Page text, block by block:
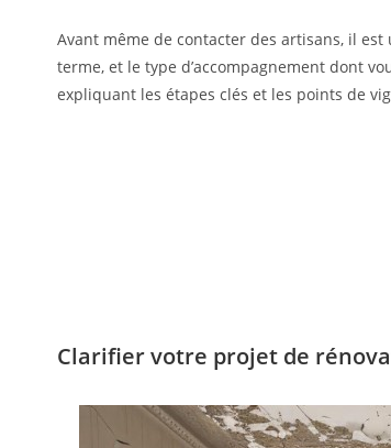
Avant même de contacter des artisans, il
terme, et le type d’accompagnement dont
expliquant les étapes clés et les points de
Clarifier votre projet de